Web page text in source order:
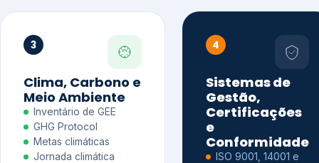
3
Clima, Carbono e
Meio Ambiente
Inventário de GEE
GHG Protocol
Metas climáticas
Jornada climática
4
Sistemas de
Gestão,
Certificações
e
Conformidade
ISO 9001, 14001 e